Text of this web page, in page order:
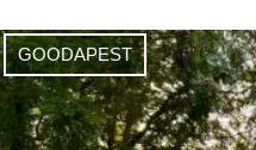
GOODAPEST